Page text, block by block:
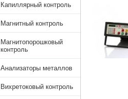
Капиллярный контроль
Магнитный контроль
Магнитопорошковый
контроль
Анализаторы металлов
Вихретоковый контроль